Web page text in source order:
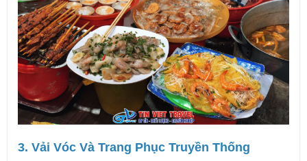
3. Vải Vóc Và Trang Phục Truyền Thống